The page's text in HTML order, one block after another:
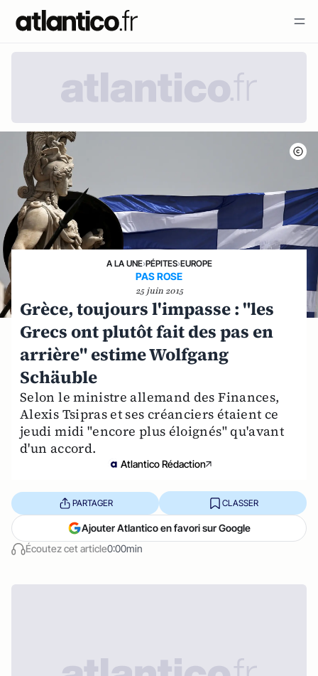
A LA UNE›PÉPITES›EUROPE
PAS ROSE
25 juin 2015
Grèce, toujours l'impasse : "les
Grecs ont plutôt fait des pas en
arrière" estime Wolfgang
Schäuble
Selon le ministre allemand des Finances,
Alexis Tsipras et ses créanciers étaient ce
jeudi midi "encore plus éloignés" qu'avant
d'un accord.
Atlantico Rédaction
Écoutez cet article0:00min
PARTAGER CLASSER
Ajouter Atlantico en favori sur Google